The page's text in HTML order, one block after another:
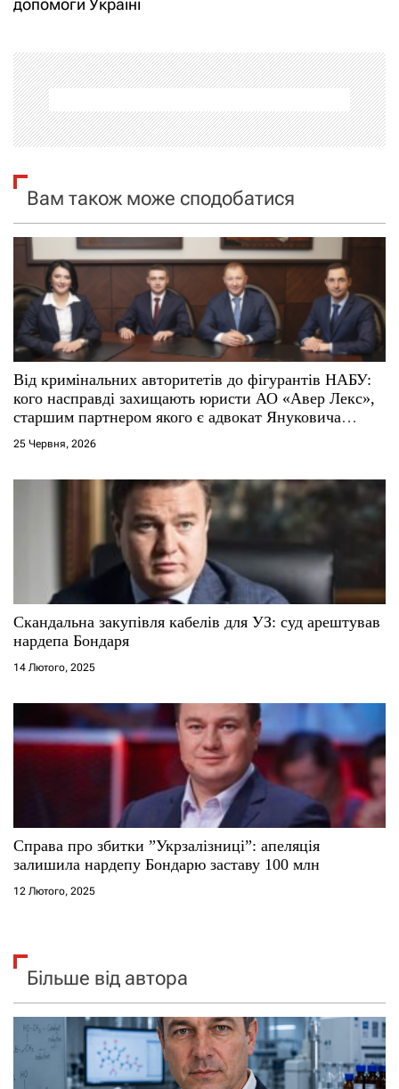
а
ц
і
я
з
п
и
с
і
Вам також може сподобатися
Від кримінальних авторитетів до фігурантів НАБУ:
кого насправді захищають юристи АО «Авер Лекс»,
старшим партнером якого є адвокат Януковича
Віталій Сердюк
25 Червня, 2026
Скандальна закупівля кабелів для УЗ: суд арештував
нардепа Бондаря
14 Лютого, 2025
Справа про збитки ”Укрзалізниці”: апеляція
залишила нардепу Бондарю заставу 100 млн
12 Лютого, 2025
Більше від автора